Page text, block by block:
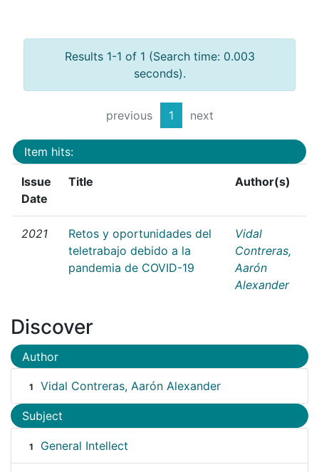
Results 1-1 of 1 (Search time: 0.003
seconds).
previous 1 next
Item hits:
Issue
Date
Title Author(s)
2021
Retos y oportunidades del
teletrabajo debido a la
pandemia de COVID-19
Vidal
Contreras,
Aarón
Alexander
Discover
Author
1 Vidal Contreras, Aarón Alexander
Subject
1 General Intellect